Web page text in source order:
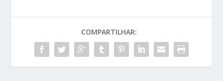
COMPARTILHAR: